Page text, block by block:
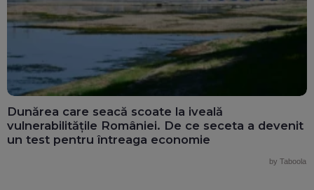
Dunărea care seacă scoate la iveală
vulnerabilitățile României. De ce seceta a devenit
un test pentru întreaga economie
by Taboola